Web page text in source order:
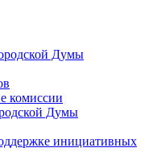
Думы
комиссии
Думы
инициативных